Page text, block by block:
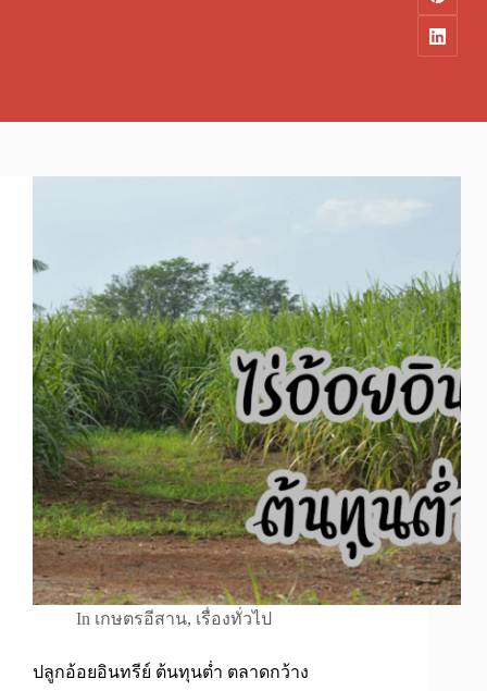
In เกษตรอีสาน, เรื่องทั่วไป
ปลูกอ้อยอินทรีย์ ต้นทุนต่ำ ตลาดกว้าง